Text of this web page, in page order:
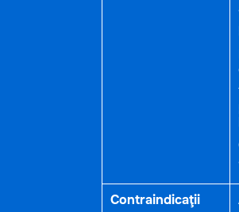
Contraindicaţii